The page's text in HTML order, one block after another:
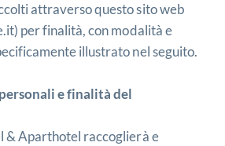
attraverso questo sito web
) per finalità, con modalità e
illustrato nel seguito.
e finalità del
& Aparthotel raccoglierà e